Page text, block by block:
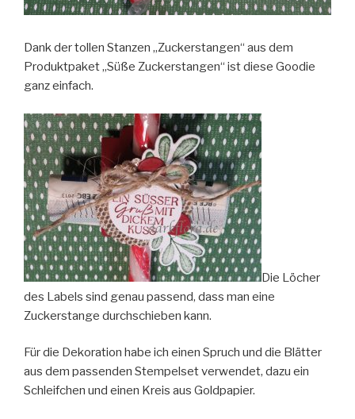
Dank der tollen Stanzen „Zuckerstangen“ aus dem
Produktpaket „Süße Zuckerstangen“ ist diese Goodie
ganz einfach.
Die Löcher
des Labels sind genau passend, dass man eine
Zuckerstange durchschieben kann.
Für die Dekoration habe ich einen Spruch und die Blätter
aus dem passenden Stempelset verwendet, dazu ein
Schleifchen und einen Kreis aus Goldpapier.